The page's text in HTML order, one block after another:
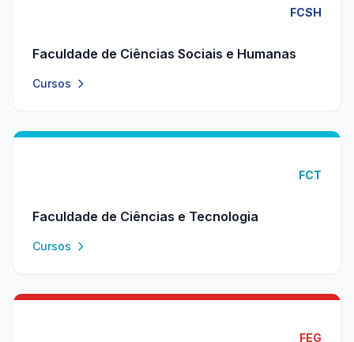
FCSH
Faculdade de Ciências Sociais e Humanas
Cursos
FCT
Faculdade de Ciências e Tecnologia
Cursos
FEG